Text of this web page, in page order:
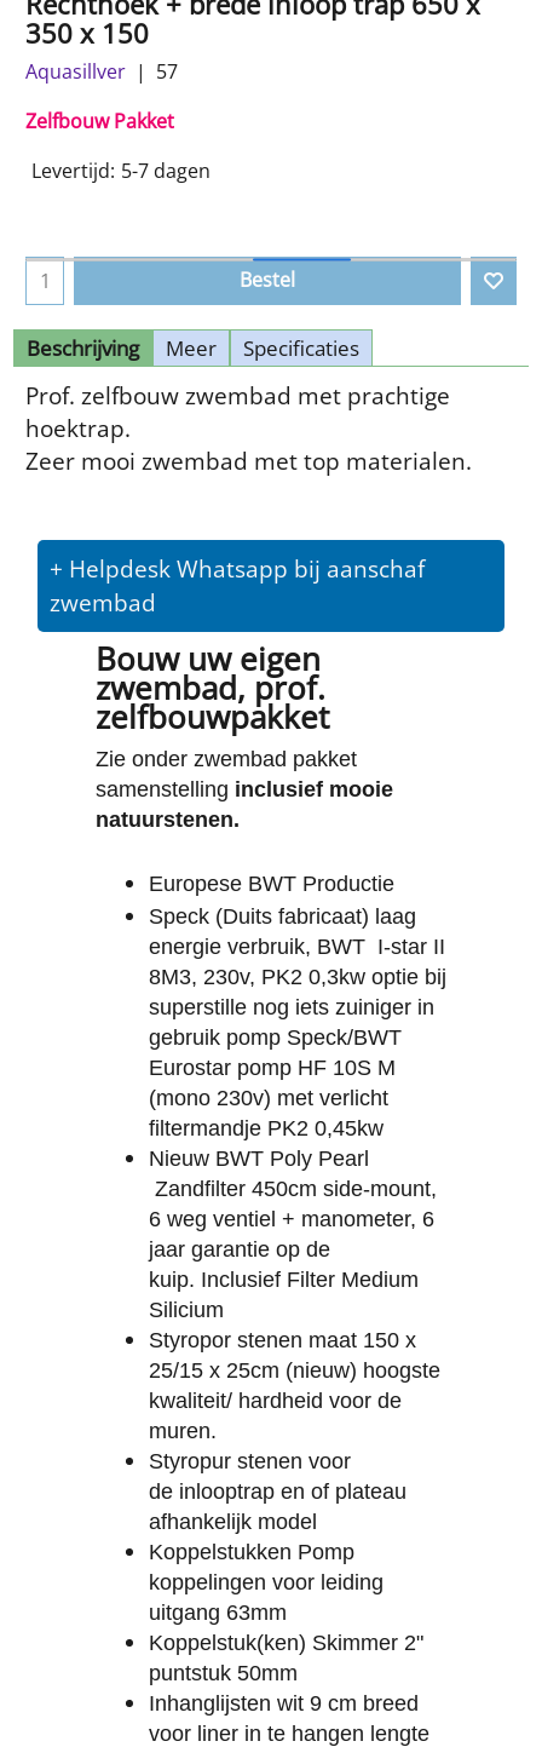
350 x 150
Aquasillver
57
Zelfbouw Pakket
Levertijd: 5-7 dagen
Bestel
Beschrijving Meer Specificaties
Prof. zelfbouw zwembad met prachtige
hoektrap.
Zeer mooi zwembad met top materialen.
+ Helpdesk Whatsapp bij aanschaf
zwembad
Bouw uw eigen
zwembad, prof.
zelfbouwpakket
Zie onder zwembad pakket
samenstelling inclusief mooie
natuurstenen.
Europese BWT Productie
Speck (Duits fabricaat) laag
energie verbruik, BWT I-star II
8M3, 230v, PK2 0,3kw optie bij
superstille nog iets zuiniger in
gebruik pomp Speck/BWT
Eurostar pomp HF 10S M
(mono 230v) met verlicht
filtermandje PK2 0,45kw
Nieuw BWT Poly Pearl
Zandfilter 450cm side-mount,
6 weg ventiel + manometer, 6
jaar garantie op de
kuip. Inclusief Filter Medium
Silicium
Styropor stenen maat 150 x
25/15 x 25cm (nieuw) hoogste
kwaliteit/ hardheid voor de
muren.
Styropur stenen voor
de inlooptrap en of plateau
afhankelijk model
Koppelstukken Pomp
koppelingen voor leiding
uitgang 63mm
Koppelstuk(ken) Skimmer 2"
puntstuk 50mm
Inhanglijsten wit 9 cm breed
voor liner in te hangen lengte